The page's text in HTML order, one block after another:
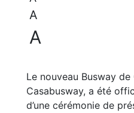
A
A
Le nouveau Busway de
Casabusway, a été
d’une cérémonie de